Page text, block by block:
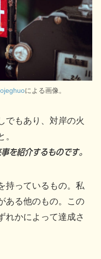
による画像。
でもあり、対岸の火
を紹介するものです。
持っているもの。私
ある他のもの。この
れかによって達成さ